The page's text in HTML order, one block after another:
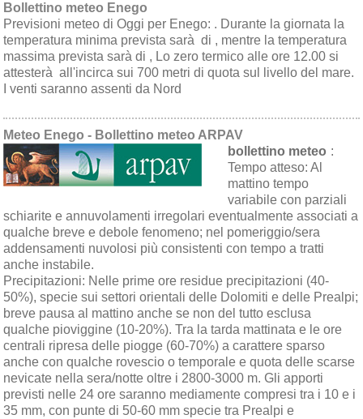
Bollettino meteo Enego
Previsioni meteo di Oggi per Enego: . Durante la giornata la
temperatura minima prevista sarà di , mentre la temperatura
massima prevista sarà di , Lo zero termico alle ore 12.00 si
attesterà all'incirca sui 700 metri di quota sul livello del mare.
I venti saranno assenti da Nord
Meteo Enego - Bollettino meteo ARPAV
bollettino meteo :
Tempo atteso:Al
mattino tempo
variabile con parziali
schiarite e annuvolamenti irregolari eventualmente associati a
qualche breve e debole fenomeno; nel pomeriggio/sera
addensamenti nuvolosi più consistenti con tempo a tratti
anche instabile.
Precipitazioni: Nelle prime ore residue precipitazioni (40-
50%), specie sui settori orientali delle Dolomiti e delle Prealpi;
breve pausa al mattino anche se non del tutto esclusa
qualche pioviggine (10-20%). Tra la tarda mattinata e le ore
centrali ripresa delle piogge (60-70%) a carattere sparso
anche con qualche rovescio o temporale e quota delle scarse
nevicate nella sera/notte oltre i 2800-3000 m. Gli apporti
previsti nelle 24 ore saranno mediamente compresi tra i 10 e i
35 mm, con punte di 50-60 mm specie tra Prealpi e